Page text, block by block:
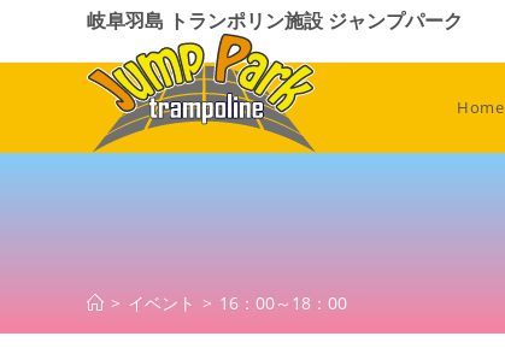
岐阜羽島 トランポリン施設 ジャンプパーク
Home
> イベント > 16：00～18：00